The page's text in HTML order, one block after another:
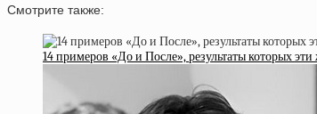
Смотрите также:
14 примеров «До и После», результаты которых